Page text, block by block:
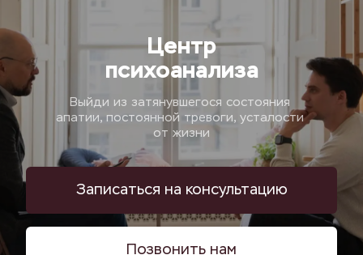
Центр
психоанализа
Выйди из затянувшегося состояния
апатии, постоянной тревоги, усталости
от жизни
Записаться на консультацию
Позвонить нам